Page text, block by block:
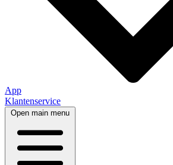
App
Klantenservice
Open main menu